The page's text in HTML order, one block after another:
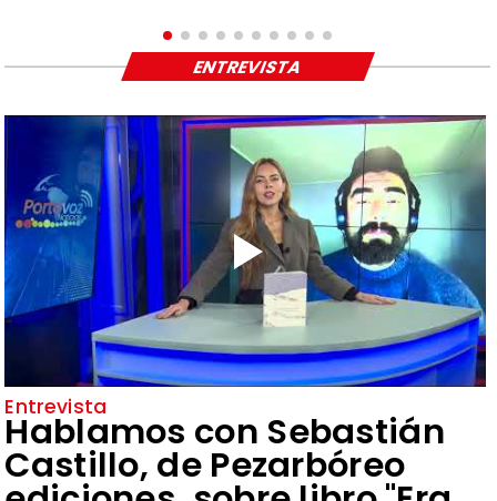
Entrevista
Hablamos con Sebastián
Castillo, de Pezarbóreo
ENTREVISTA